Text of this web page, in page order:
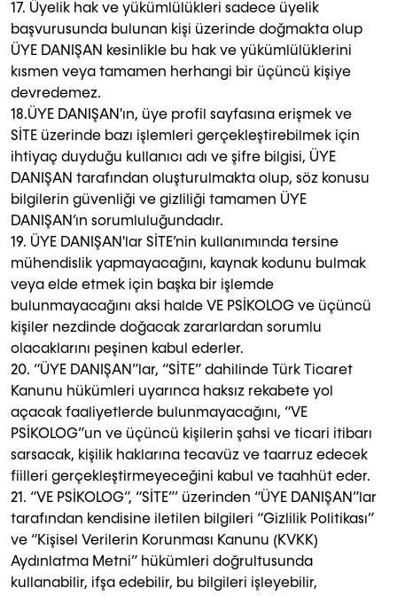
17. Üyelik hak ve yükümlülükleri sadece üyelik
başvurusunda bulunan kişi üzerinde doğmakta olup
ÜYE DANIŞAN kesinlikle bu hak ve yükümlülüklerini
kısmen veya tamamen herhangi bir üçüncü kişiye
devredemez.
18.ÜYE DANIŞAN'ın, üye profil sayfasına erişmek ve
SİTE üzerinde bazı işlemleri gerçekleştirebilmek için
ihtiyaç duyduğu kullanıcı adı ve şifre bilgisi, ÜYE
DANIŞAN tarafından oluşturulmakta olup, söz konusu
bilgilerin güvenliği ve gizliliği tamamen ÜYE
DANIŞAN’ın sorumluluğundadır.
19. ÜYE DANIŞAN'lar SİTE’nin kullanımında tersine
mühendislik yapmayacağını, kaynak kodunu bulmak
veya elde etmek için başka bir işlemde
bulunmayacağını aksi halde VE PSİKOLOG ve üçüncü
kişiler nezdinde doğacak zararlardan sorumlu
olacaklarını peşinen kabul ederler.
20. “ÜYE DANIŞAN”lar, “SİTE” dahilinde Türk Ticaret
Kanunu hükümleri uyarınca haksız rekabete yol
açacak faaliyetlerde bulunmayacağını, “VE
PSİKOLOG”un ve üçüncü kişilerin şahsi ve ticari itibarı
sarsacak, kişilik haklarına tecavüz ve taarruz edecek
fiilleri gerçekleştirmeyeceğini kabul ve taahhüt eder.
21. “VE PSİKOLOG”, “SİTE”’ üzerinden “ÜYE DANIŞAN”lar
tarafından kendisine iletilen bilgileri “Gizlilik Politikası”
ve “Kişisel Verilerin Korunması Kanunu (KVKK)
Aydınlatma Metni” hükümleri doğrultusunda
kullanabilir, ifşa edebilir, bu bilgileri işleyebilir,